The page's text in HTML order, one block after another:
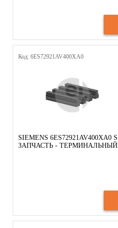
Код: 6ES72921AV400XA0
SIEMENS 6ES72921AV400XA0
ЗАПЧАСТЬ -